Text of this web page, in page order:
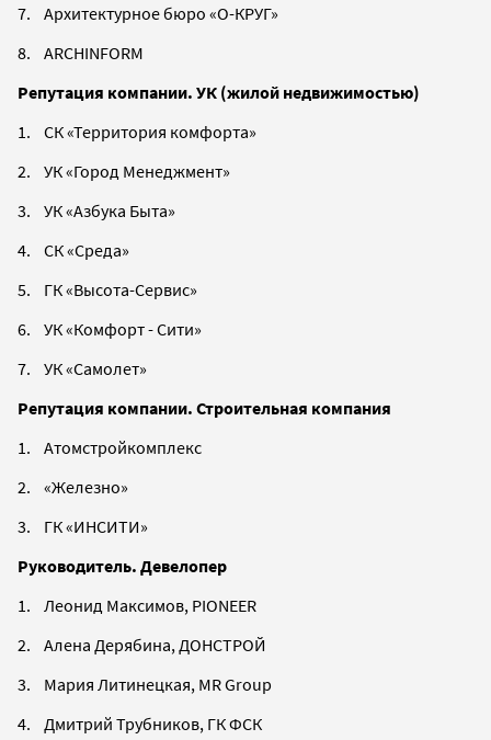
7. Архитектурное бюро «О-КРУГ»
8. ARCHINFORM
Репутация компании. УК (жилой недвижимостью)
1. СК «Территория комфорта»
2. УК «Город Менеджмент»
3. УК «Азбука Быта»
4. СК «Среда»
5. ГК «Высота-Сервис»
6. УК «Комфорт - Сити»
7. УК «Самолет»
Репутация компании. Строительная компания
1. Атомстройкомплекс
2. «Железно»
3. ГК «ИНСИТИ»
Руководитель. Девелопер
1. Леонид Максимов, PIONEER
2. Алена Дерябина, ДОНСТРОЙ
3. Мария Литинецкая, MR Group
4. Дмитрий Трубников, ГК ФСК